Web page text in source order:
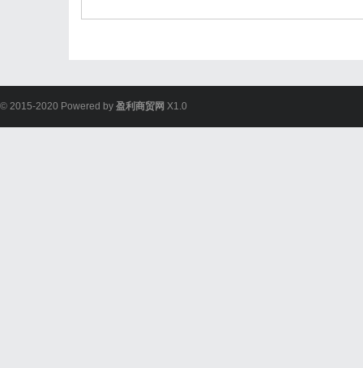
© 2015-2020 Powered by 盈利商贸网 X1.0